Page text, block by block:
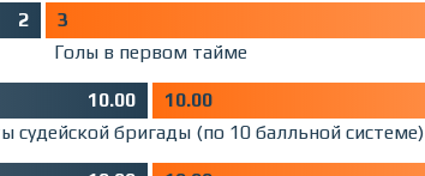
2
3
Голы в первом тайме
10.00
10.00
судейской бригады (по 10 балльной системе)